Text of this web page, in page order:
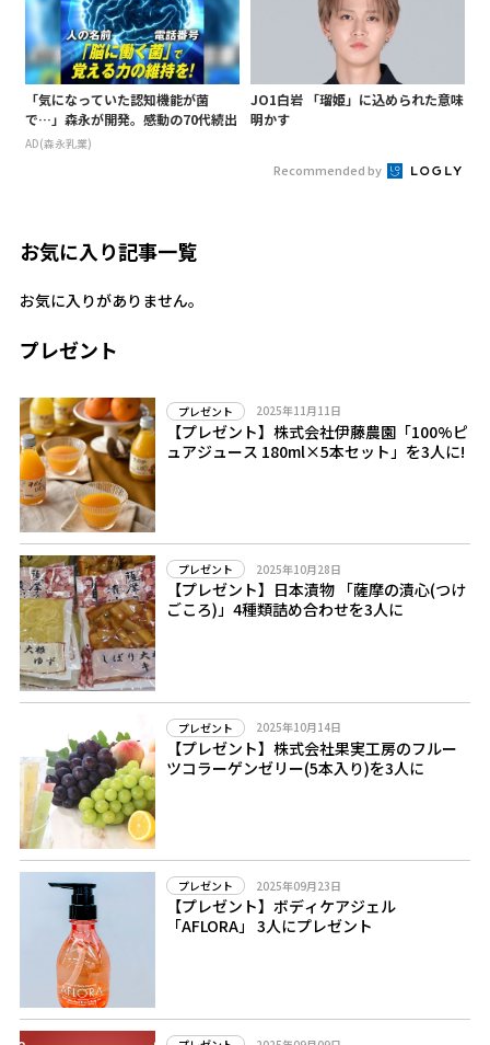
「気になっていた認知機能が菌
で…」森永が開発。感動の70代続出
AD(森永乳業)
JO1白岩 「瑠姫」に込められた意味
明かす
Recommended by
お気に入り記事一覧
お気に入りがありません。
プレゼント
プレゼント 2025年11月11日
【プレゼント】株式会社伊藤農園「100%ピ
ュアジュース 180ml×5本セット」を3人に!
プレゼント 2025年10月28日
【プレゼント】日本漬物 「薩摩の漬心(つけ
ごころ)」4種類詰め合わせを3人に
プレゼント 2025年10月14日
【プレゼント】株式会社果実工房のフルー
ツコラーゲンゼリー(5本入り)を3人に
プレゼント 2025年09月23日
【プレゼント】ボディケアジェル
「AFLORA」 3人にプレゼント